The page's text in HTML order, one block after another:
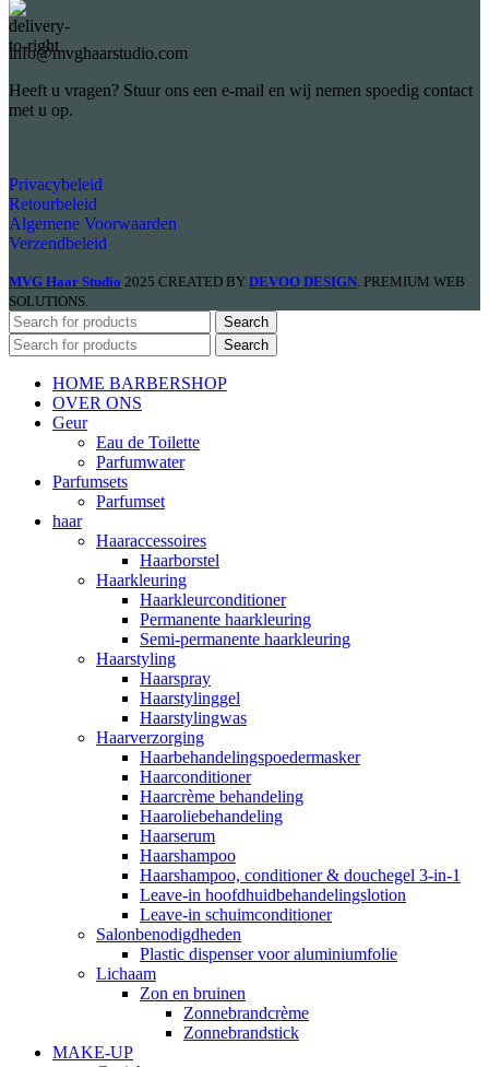
info@mvghaarstudio.com
Heeft u vragen? Stuur ons een e-mail en wij nemen spoedig contact
met u op.
Privacybeleid
Retourbeleid
Algemene Voorwaarden
Verzendbeleid
MVG Haar Studio 2025 CREATED BY DEVOO DESIGN. PREMIUM WEB
SOLUTIONS.
Search
Search
HOME BARBERSHOP
OVER ONS
Geur
Eau de Toilette
Parfumwater
Parfumsets
Parfumset
haar
Haaraccessoires
Haarborstel
Haarkleuring
Haarkleurconditioner
Permanente haarkleuring
Semi-permanente haarkleuring
Haarstyling
Haarspray
Haarstylinggel
Haarstylingwas
Haarverzorging
Haarbehandelingspoedermasker
Haarconditioner
Haarcrème behandeling
Haaroliebehandeling
Haarserum
Haarshampoo
Haarshampoo, conditioner & douchegel 3-in-1
Leave-in hoofdhuidbehandelingslotion
Leave-in schuimconditioner
Salonbenodigdheden
Plastic dispenser voor aluminiumfolie
Lichaam
Zon en bruinen
Zonnebrandcrème
Zonnebrandstick
MAKE-UP